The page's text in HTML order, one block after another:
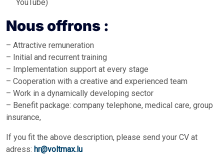
YouTube)
Nous offrons :
– Attractive remuneration
– Initial and recurrent training
– Implementation support at every stage
– Cooperation with a creative and experienced team
– Work in a dynamically developing sector
– Benefit package: company telephone, medical care, group
insurance,
If you fit the above description, please send your CV at
adress: hr@voltmax.lu